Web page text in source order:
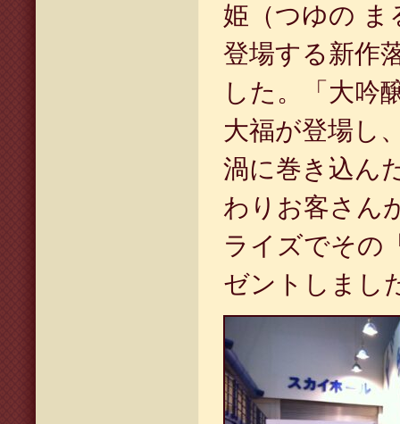
姫（つゆの ま
登場する新作
した。「大吟
大福が登場し
渦に巻き込ん
わりお客さん
ライズでその
ゼントしまし